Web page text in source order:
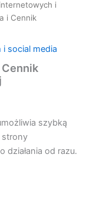
i
i Cennik
social media
szybką
strony
działania od razu.